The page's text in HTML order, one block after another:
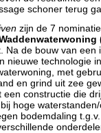
schoner terug
zijn de 7
Na de bouw van
nieuwe technologie
met
en grind uit zee
een constructie die
hoge
bodemdaling